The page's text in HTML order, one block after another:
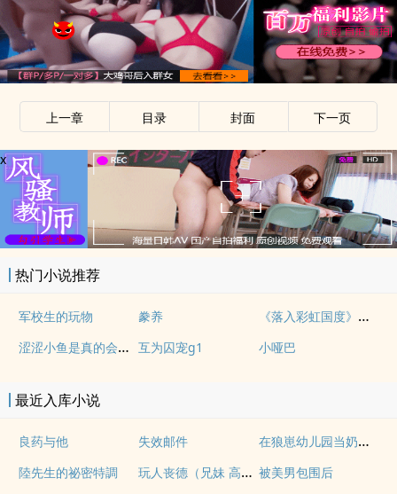
上一章 目录 封面 下一页
x
热门小说推荐
军校生的玩物 豢养
《落入彩虹国度》穿越+西幻+言情
涩涩小鱼是真的会被干透 互为囚宠g1 小哑巴
最近入库小说
良药与他 失效邮件 在狼崽幼儿园当奶爸的日常
陸先生的祕密特調 玩人丧德（兄妹 高H） 被美男包围后